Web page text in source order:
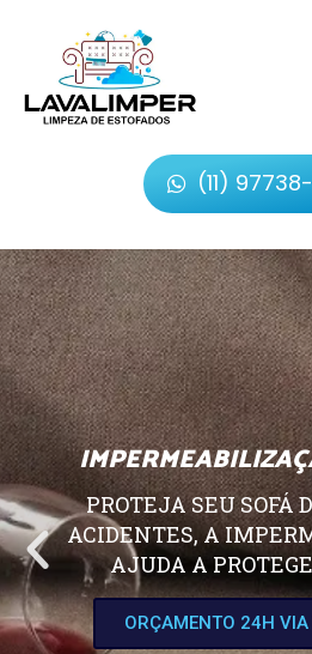
(11)
PROTEJA SEU SOFÁ
ACIDENTES, A
AJUDA A
ORÇAMENTO 24H